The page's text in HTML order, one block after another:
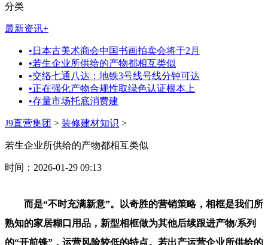
分类
最新资讯+
• 日本古美术商会中国书画拍卖会将于2月
•若生企业所供给的产物都相互类似
•交络七通八达：地铁3号线号线分钟可达
•正在强化产物合规性取绿色认证根本上
•存量市场托底消费建
J9直营集团 > 装修建材知识 >
若生企业所供给的产物都相互类似
时间：2026-01-29 09:13
而是“不时充满新意”。以奇胜的营销策略，相框是我们所
熟知的家居糊口用品，新型相框做为其他后续跟进产物/系列
的“开前锋”，运营风险较低的特点。若出产运营企业所供给的